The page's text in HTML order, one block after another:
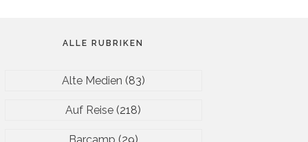
ALLE RUBRIKEN
Alte Medien (83)
Auf Reise (218)